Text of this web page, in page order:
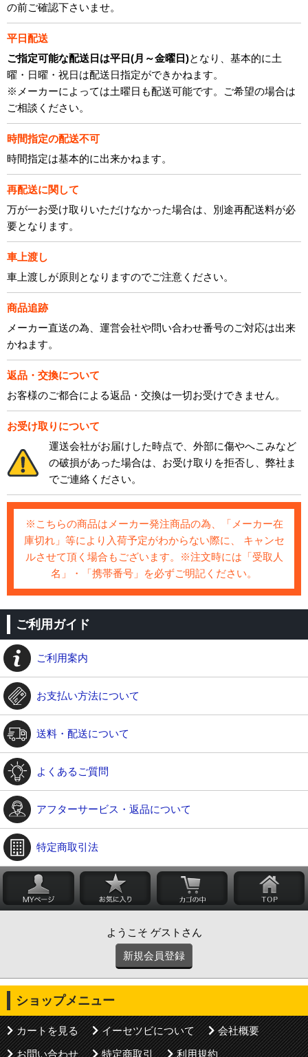
の前ご確認下さいませ。
平日配送
ご指定可能な配送日は平日(月～金曜日)となり、基本的に土
曜・日曜・祝日は配送日指定ができかねます。
※メーカーによっては土曜日も配送可能です。ご希望の場合は
ご相談ください。
時間指定の配送不可
時間指定は基本的に出来かねます。
再配送に関して
万が一お受け取りいただけなかった場合は、別途再配送料が必
要となります。
車上渡し
車上渡しが原則となりますのでご注意ください。
商品追跡
メーカー直送の為、運営会社や問い合わせ番号のご対応は出来
かねます。
返品・交換について
お客様のご都合による返品・交換は一切お受けできません。
お受け取りについて
運送会社がお届けした時点で、外部に傷やへこみなど
の破損があった場合は、お受け取りを拒否し、弊社ま
でご連絡ください。
※こちらの商品はメーカー発注商品の為、「メーカー在
庫切れ」等により入荷予定がわからない際に、 キャンセ
ルさせて頂く場合もございます。※注文時には「受取人
名」・「携帯番号」を必ずご明記ください。
ご利用ガイド
ご利用案内
お支払い方法について
送料・配送について
よくあるご質問
アフターサービス・返品について
特定商取引法
ようこそ ゲストさん
新規会員登録
ショップメニュー
カートを見る イーセツビについて
会社概要
お問い合わせ
特定商取引 利用規約